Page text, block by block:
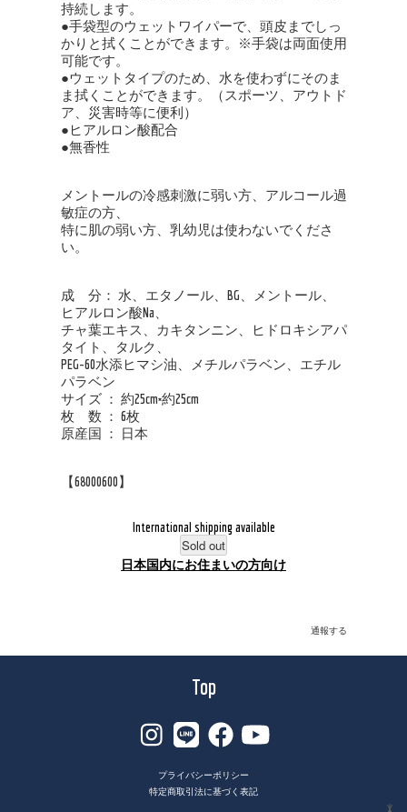
持続します。
●手袋型のウェットワイパーで、頭皮までしっ
かりと拭くことができます。※手袋は両面使用
可能です。
●ウェットタイプのため、水を使わずにそのま
ま拭くことができます。（スポーツ、アウトド
ア、災害時等に便利）
●ヒアルロン酸配合
●無香性
メントールの冷感刺激に弱い方、アルコール過
敏症の方、
特に肌の弱い方、乳幼児は使わないでくださ
い。
成 分： 水、エタノール、BG、メントール、
ヒアルロン酸Na、
チャ葉エキス、カキタンニン、ヒドロキシアパ
タイト、タルク、
PEG-60水添ヒマシ油、メチルパラベン、エチル
パラベン
サイズ ： 約25cm×約25cm
枚 数 ： 6枚
原産国 ： 日本
【68000600】
International shipping available
Sold out
日本国内にお住まいの方向け
通報する
Top
プライバシーポリシー
特定商取引法に基づく表記